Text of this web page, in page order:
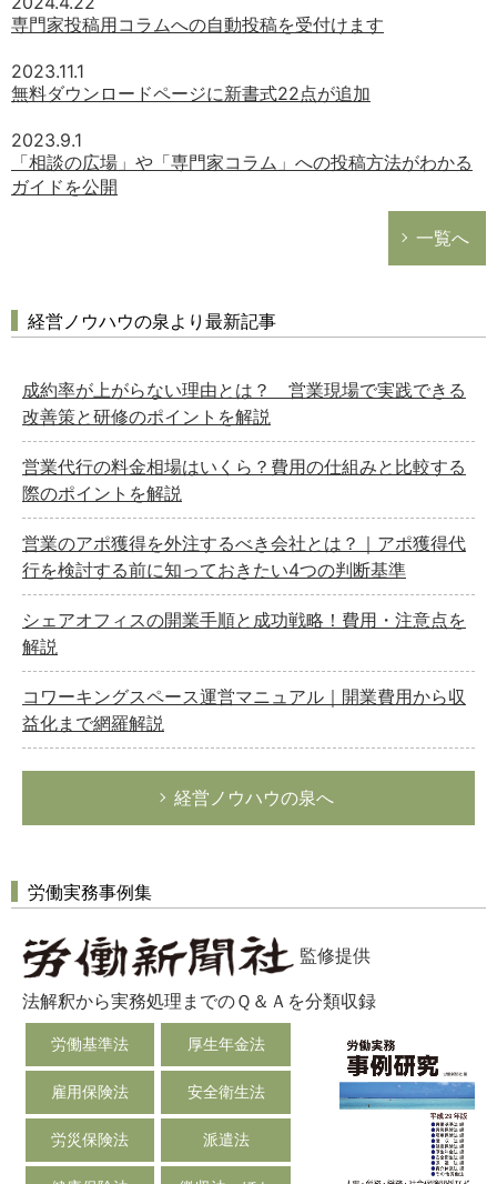
専門家投稿用コラムへの自動投稿を受付けます
2023.11.1
無料ダウンロードページに新書式22点が追加
2023.9.1
「相談の広場」や「専門家コラム」への投稿方法がわかる
ガイドを公開
一覧へ
経営ノウハウの泉より最新記事
成約率が上がらない理由とは？ 営業現場で実践できる
改善策と研修のポイントを解説
営業代行の料金相場はいくら？費用の仕組みと比較する
際のポイントを解説
営業のアポ獲得を外注するべき会社とは？｜アポ獲得代
行を検討する前に知っておきたい4つの判断基準
シェアオフィスの開業手順と成功戦略！費用・注意点を
解説
コワーキングスペース運営マニュアル｜開業費用から収
益化まで網羅解説
経営ノウハウの泉へ
労働実務事例集
監修提供
法解釈から実務処理までのＱ＆Ａを分類収録
労働基準法 厚生年金法
雇用保険法 安全衛生法
労災保険法 派遣法